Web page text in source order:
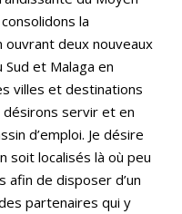
la
ouvrant deux nouveaux
et Malaga en
villes et destinations
désirons servir et en
d’emploi. Je désire
soit localisés là où peu
afin de disposer d’un
partenaires qui y